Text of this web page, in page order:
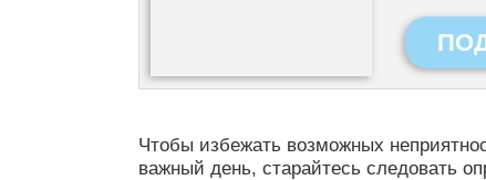
Чтобы избежать возможных
важный день, старайтесь следовать